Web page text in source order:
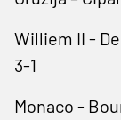
Williem II -
3-1
Monaco -